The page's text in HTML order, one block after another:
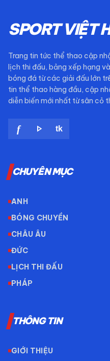
SPORT VIỆT
Trang tin tức thể thao cập
lịch thi đấu, bảng xếp hạng
bóng đá từ các giải đấu lớn
tin thể thao hàng đầu, cập
diễn biến mới nhất từ sân cỏ
f play_arrow tk
CHUYÊN MỤC
ANH
BÓNG CHUYỀN
CHÂU ÂU
ĐỨC
LỊCH THI ĐẤU
PHÁP
THÔNG TIN
GIỚI THIỆU